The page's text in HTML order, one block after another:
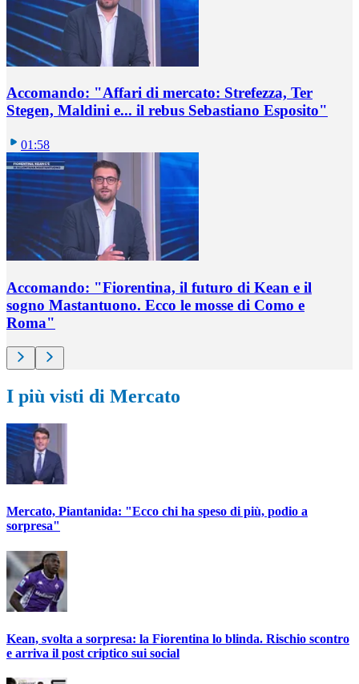
Accomando: "Affari di mercato: Strefezza, Ter
Stegen, Maldini e... il rebus Sebastiano Esposito"
01:58
Accomando: "Fiorentina, il futuro di Kean e il
sogno Mastantuono. Ecco le mosse di Como e
Roma"
I più visti di Mercato
Mercato, Piantanida: "Ecco chi ha speso di più, podio a
sorpresa"
Kean, svolta a sorpresa: la Fiorentina lo blinda. Rischio scontro
e arriva il post criptico sui social